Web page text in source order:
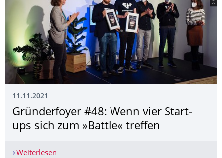
11.11.2021
Gründerfoyer #48: Wenn vier Start-
ups sich zum »Battle« treffen
Weiterlesen